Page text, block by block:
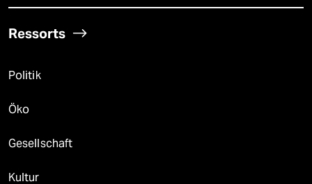
Ressorts
Politik
Öko
Gesellschaft
Kultur